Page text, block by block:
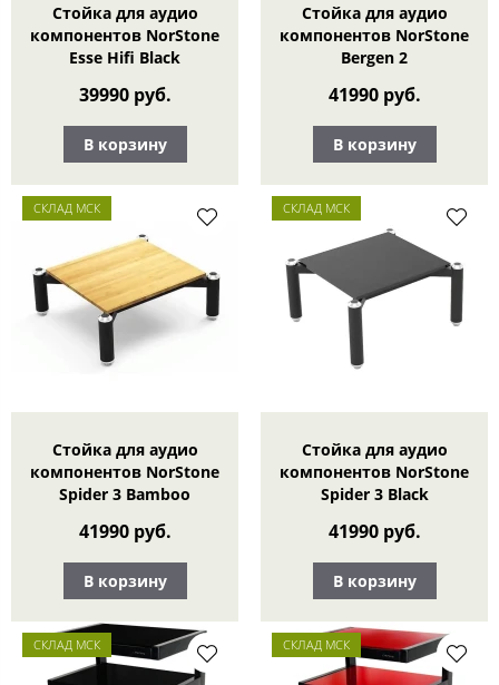
Стойка для аудио
компонентов NorStone
Esse Hifi Black
39990 руб.
В корзину
Стойка для аудио
компонентов NorStone
Bergen 2
41990 руб.
В корзину
СКЛАД МСК
Стойка для аудио
компонентов NorStone
Spider 3 Bamboo
41990 руб.
В корзину
СКЛАД МСК
Стойка для аудио
компонентов NorStone
Spider 3 Black
41990 руб.
В корзину
СКЛАД МСК СКЛАД МСК